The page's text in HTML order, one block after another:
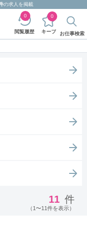
の求人を掲載
閲覧履歴
0
キープ
0
お仕事検索
11 件
（1〜11件を表示）